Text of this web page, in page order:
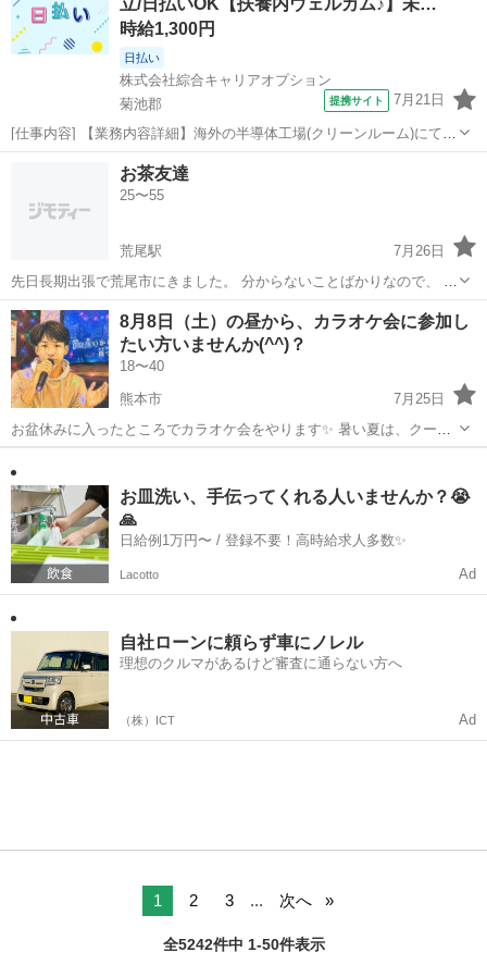
時給1,300円
日払い
株式会社綜合キャリアオプション
菊池郡
提携サイト 7月21日
[仕事内容] 【業務内容詳細】海外の半導体工場(クリーンルーム)にて半
導体装置組み立て業務。 部署のメンバー(10任程度)と海外出張し、 半
導体メーカーへの装置の据付、 組み立て業務になります。 未経験でも
海外主張可能な方は...
工場
お茶友達
25〜55
荒尾駅
7月26日
先日長期出張で荒尾市にきました。 分からないことばかりなので、 お
茶友達を募集してます！ よろしくお願いします！
熊本 荒尾市 荒尾駅 その他
8月8日（土）の昼から、カラオケ会に参加し
たい方いませんか(^^)？
18〜40
熊本市
7月25日
お盆休みに入ったところでカラオケ会をやります✨️ 暑い夏は、クーラ
ーが効いてる部屋でカラオケで楽しんで暑さを乗り切りませんか(^^)？
参加したい方は、気軽にメッセージください📩
お皿洗い、手伝ってくれる人いませんか？😭
🙏
日給例1万円〜 / 登録不要！高時給求人多数✨
Lacotto Ad
自社ローンに頼らず車にノレル
理想のクルマがあるけど審査に通らない方へ
（株）ICT Ad
1 2 3 ... 次へ
全5242件中 1-50件表示